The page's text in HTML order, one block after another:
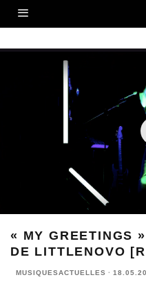
« MY GREETINGS
DE LITTLENOVO
MUSIQUESACTUELLES ·